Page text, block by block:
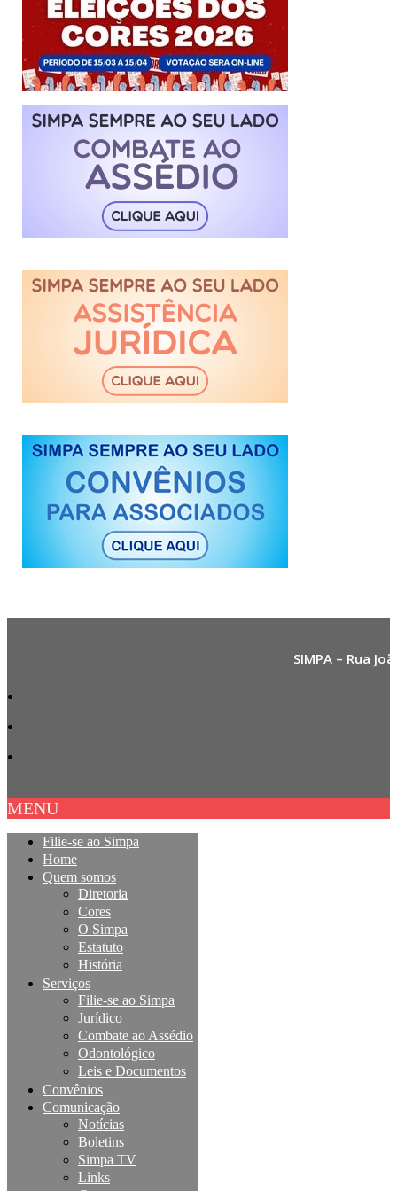
SIMPA – Rua
MENU
Filie-se ao Simpa
Home
Quem somos
Diretoria
Cores
O Simpa
Estatuto
História
Serviços
Filie-se ao Simpa
Jurídico
Combate ao Assédio
Odontológico
Leis e Documentos
Convênios
Comunicação
Notícias
Boletins
Simpa TV
Links